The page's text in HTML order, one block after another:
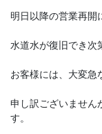
明日以降の営業再開
水道水が復旧でき次
お客様には、大変急
申し訳ございません
す。